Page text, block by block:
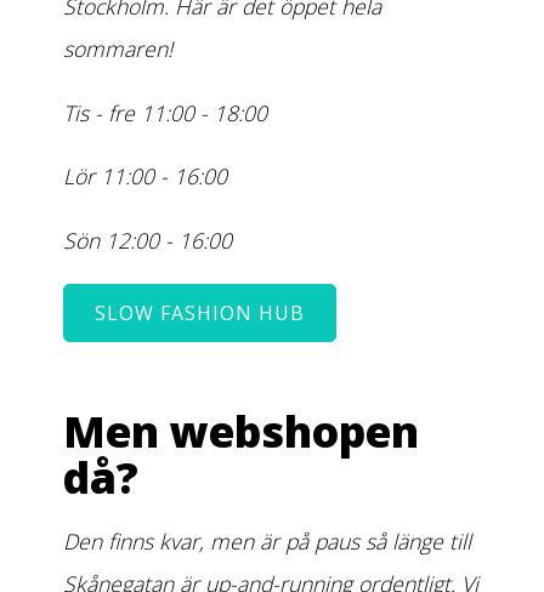
Stockholm. Här är det öppet hela
sommaren!
Tis - fre 11:00 - 18:00
Lör 11:00 - 16:00
Sön 12:00 - 16:00
SLOW FASHION HUB
Men webshopen
då?
Den finns kvar, men är på paus så länge till
Skånegatan är up-and-running ordentligt. Vi